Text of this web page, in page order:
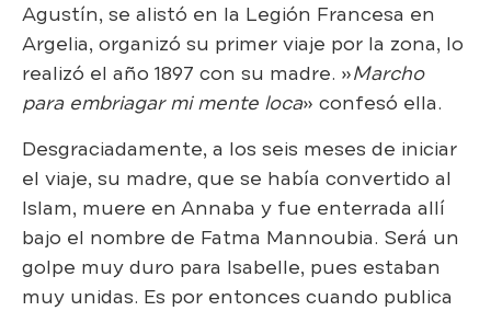
Agustín, se alistó en la Legión Francesa en
Argelia, organizó su primer viaje por la zona, lo
realizó el año 1897 con su madre. »Marcho
para embriagar mi mente loca» confesó ella.
Desgraciadamente, a los seis meses de iniciar
el viaje, su madre, que se había convertido al
Islam, muere en Annaba y fue enterrada allí
bajo el nombre de Fatma Mannoubia. Será un
golpe muy duro para Isabelle, pues estaban
muy unidas. Es por entonces cuando publica